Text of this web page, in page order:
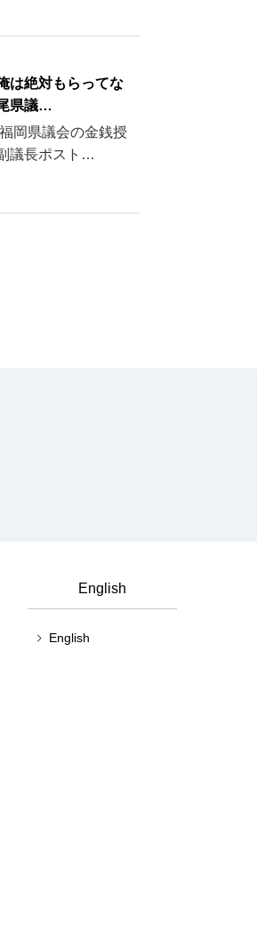
は絶対もらってな
県議…
岡県議会の金銭授
議長ポスト…
English
English